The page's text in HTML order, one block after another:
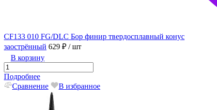
CF133 010 FG/DLC Бор финир твердосплавный конус
заострённый 629 ₽ / шт
В корзину
Подробнее
Сравнение
В избранное